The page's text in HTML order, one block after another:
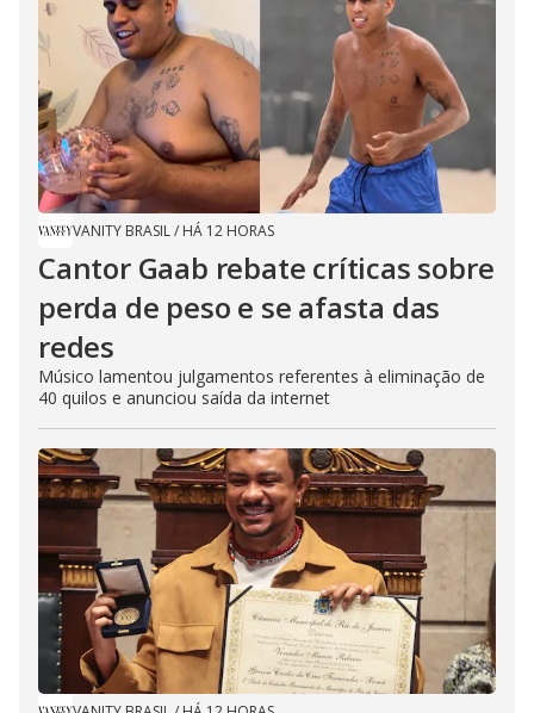
VANITY BRASIL/ HÁ 12 HORAS
Cantor Gaab rebate críticas sobre
perda de peso e se afasta das
redes
Músico lamentou julgamentos referentes à eliminação de
40 quilos e anunciou saída da internet